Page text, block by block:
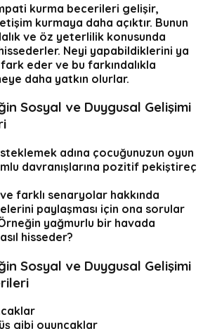
kurma becerileri gelişir,
kurmaya daha açıktır. Bunun
ve öz yeterlilik konusunda
Neyi yapabildiklerini ya
fark eder ve bu farkındalıkla
daha yatkın olurlar.
Sosyal ve Duygusal Gelişimi
adına çocuğunuzun oyun
davranışlarına pozitif pekiştireç
farklı senaryolar hakkında
paylaşması için ona sorular
yağmurlu bir havada
hisseder?
Sosyal ve Duygusal Gelişimi
gibi oyuncaklar